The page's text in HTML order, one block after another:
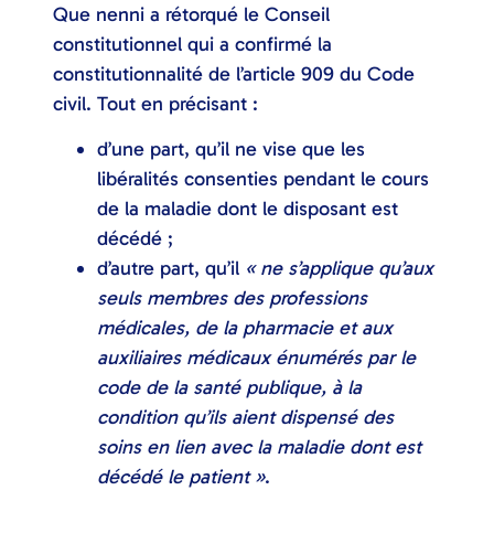
Que nenni a rétorqué le Conseil
constitutionnel qui a confirmé la
constitutionnalité de l’article 909 du Code
civil. Tout en précisant :
d’une part, qu’il ne vise que les
libéralités consenties pendant le cours
de la maladie dont le disposant est
décédé ;
d’autre part, qu’il « ne s’applique qu’aux
seuls membres des professions
médicales, de la pharmacie et aux
auxiliaires médicaux énumérés par le
code de la santé publique, à la
condition qu’ils aient dispensé des
soins en lien avec la maladie dont est
décédé le patient ».